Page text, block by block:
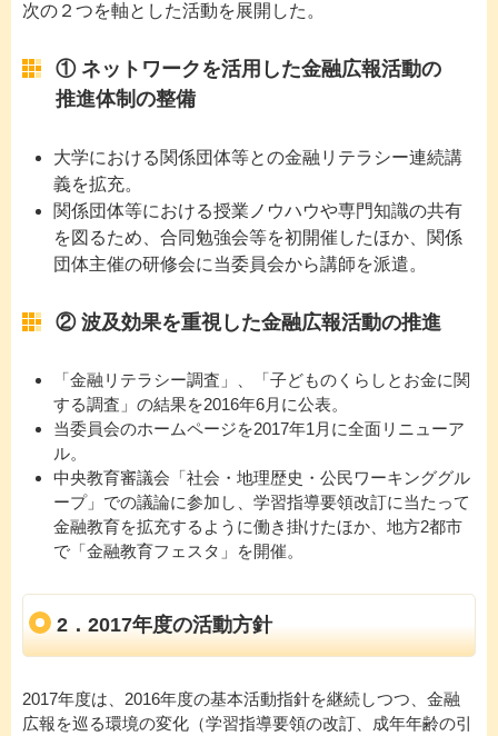
次の２つを軸とした活動を展開した。
① ネットワークを活用した金融広報活動の
推進体制の整備
大学における関係団体等との金融リテラシー連続講
義を拡充。
関係団体等における授業ノウハウや専門知識の共有
を図るため、合同勉強会等を初開催したほか、関係
団体主催の研修会に当委員会から講師を派遣。
② 波及効果を重視した金融広報活動の推進
「金融リテラシー調査」、「子どものくらしとお金に関
する調査」の結果を2016年6月に公表。
当委員会のホームページを2017年1月に全面リニューア
ル。
中央教育審議会「社会・地理歴史・公民ワーキンググル
ープ」での議論に参加し、学習指導要領改訂に当たって
金融教育を拡充するように働き掛けたほか、地方2都市
で「金融教育フェスタ」を開催。
2．2017年度の活動方針
2017年度は、2016年度の基本活動指針を継続しつつ、金融
広報を巡る環境の変化（学習指導要領の改訂、成年年齢の引